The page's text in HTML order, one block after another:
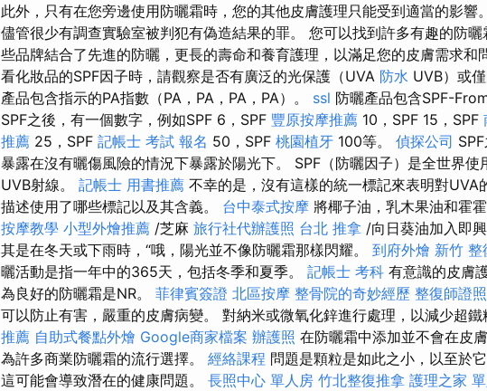
此外，只有在您旁邊使用防曬霜時，您的其他皮膚護理只能受到適當的影響。
儘管很少有調查實驗室被判犯有偽造結果的罪。 您可以找到許多有趣的防
些品牌結合了先進的防曬，更長的壽命和養育護理，以滿足您的皮膚需求和
看化妝品的SPF因子時，請觀察是否有廣泛的光保護（UVA 防水 UVB）或
產品包含指示的PA指數（PA，PA，PA，PA）。 ssl 防曬產品包含SPF-
SPF之後，有一個數字，例如SPF 6，SPF 豐原按摩推薦 10，SPF 15，SPF
推薦 25，SPF 記帳士 考試 報名 50，SPF 桃園植牙 100等。 偵探公司
暴露在沒有曬傷風險的情況下暴露於陽光下。 SPF（防曬因子）是全世界使
UVB射線。 記帳士 用書推薦 不幸的是，沒有這樣的統一標記來表明對UVA
描述使用了哪些標記以及其含義。 台中泰式按摩 將椰子油，乳木果油和霍
按摩教學 小型外燴推薦 /芝麻 旅行社代辦護照 台北 推拿 /向日葵油加入即
其是在冬天或下雨時，“哦，陽光並不像防曬霜那樣閃耀。 到府外燴 新竹 整
曬活動是指一年中的365天，包括冬季和夏季。 記帳士 考科 有意識的皮膚
為良好的防曬霜是NR。 菲律賓簽證 北區按摩 整骨院的奇妙經歷 整復師證照
可以防止有害，嚴重的皮膚病變。 對納米或微氧化鋅進行處理，以減少超鐵
推薦 自助式餐點外燴 Google商家檔案 辦護照 在防曬霜中添加並不會在皮
為許多商業防曬霜的流行選擇。 經絡課程 問題是顆粒是如此之小，以至於
這可能會導致潛在的健康問題。 長照中心 單人房 竹北整復推拿 護理之家